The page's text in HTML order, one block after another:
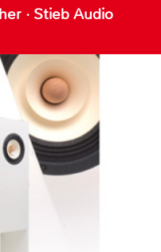
· Stieb Audio